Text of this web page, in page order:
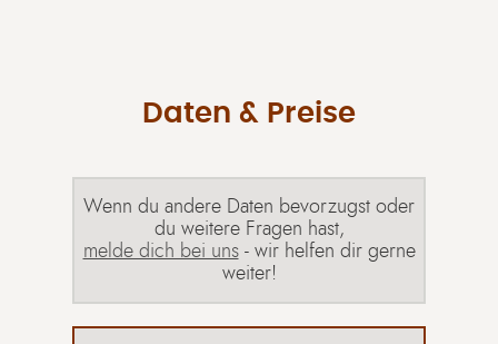
Daten & Preise
Wenn du andere Daten bevorzugst oder
du weitere Fragen hast,
melde dich bei uns- wir helfen dir gerne
weiter!